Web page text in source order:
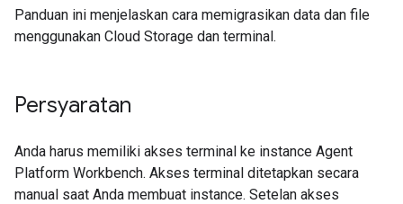
Panduan ini menjelaskan cara memigrasikan data dan file
menggunakan Cloud Storage dan terminal.
Persyaratan
Anda harus memiliki akses terminal ke instance Agent
Platform Workbench. Akses terminal ditetapkan secara
manual saat Anda membuat instance. Setelan akses